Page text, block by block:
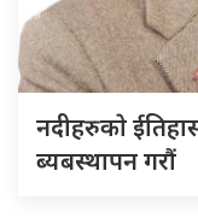
नदीहरुकाे
ब्यबस्थापन गराैं